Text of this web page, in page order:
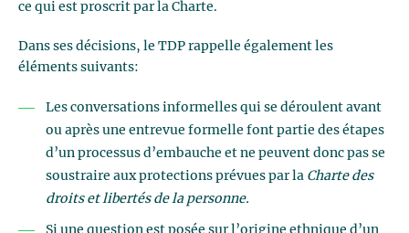
ce qui est proscrit par la Charte.
Dans ses décisions, le TDP rappelle également les
éléments suivants:
Les conversations informelles qui se déroulent avant
ou après une entrevue formelle font partie des étapes
d’un processus d’embauche et ne peuvent donc pas se
soustraire aux protections prévues par la Charte des
droits et libertés de la personne.
Si une question est posée sur l’origine ethnique d’un